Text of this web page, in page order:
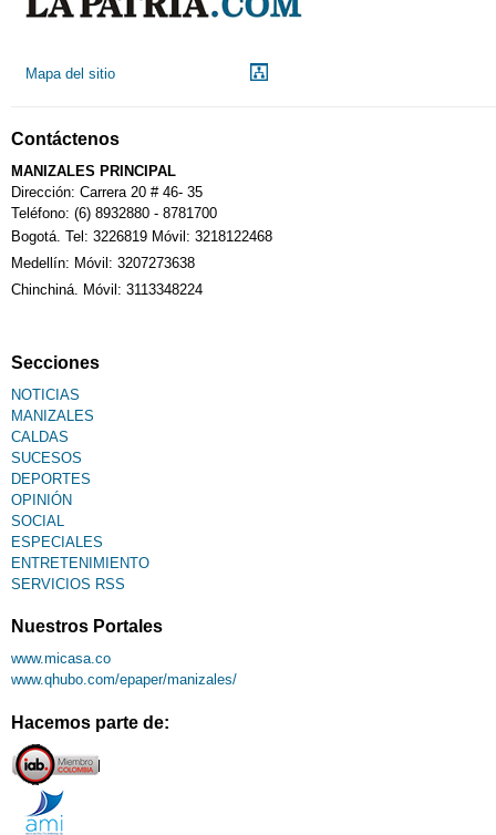
Calendario Tributario
Sudoku
Mapa del sitio
Contáctenos
MANIZALES PRINCIPAL
Dirección: Carrera 20 # 46- 35
Teléfono: (6) 8932880 - 8781700
Bogotá. Tel: 3226819 Móvil: 3218122468
Medellín: Móvil: 3207273638
Chinchiná. Móvil: 3113348224
Secciones
NOTICIAS
MANIZALES
CALDAS
SUCESOS
DEPORTES
OPINIÓN
SOCIAL
ESPECIALES
ENTRETENIMIENTO
SERVICIOS RSS
Nuestros Portales
www.micasa.co
www.qhubo.com/epaper/manizales/
Hacemos parte de: